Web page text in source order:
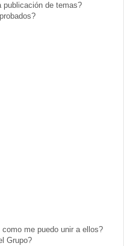
publicación de temas?
me puedo unir a ellos?
Grupo?